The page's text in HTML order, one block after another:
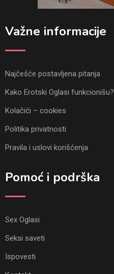
Važne informacije
Najčešće postavljena pitanja
Kako Erotski Oglasi funkcionišu?
Kolačići – cookies
Politika privatnosti
Pravila i uslovi korišćenja
Pomoć i podrška
Sex Oglasi
Seksi saveti
Ispovesti